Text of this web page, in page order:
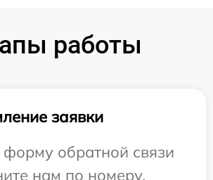
работы
заявки
обратной связи
нам по номеру,